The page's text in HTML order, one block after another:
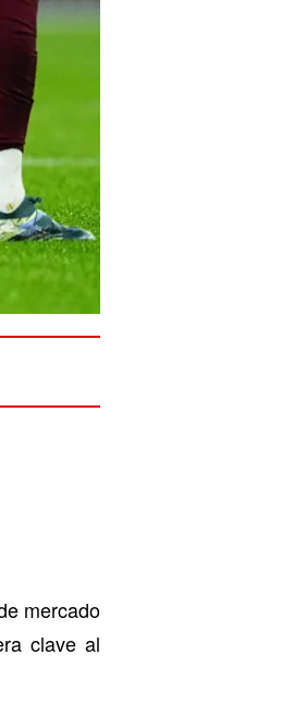
mercado
clave al